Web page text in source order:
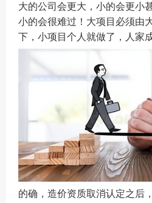
大的公司会更大，小的会更小
小的会很难过！大项目必须由
下，小项目个人就做了，人家
的确，造价资质取消认定之后